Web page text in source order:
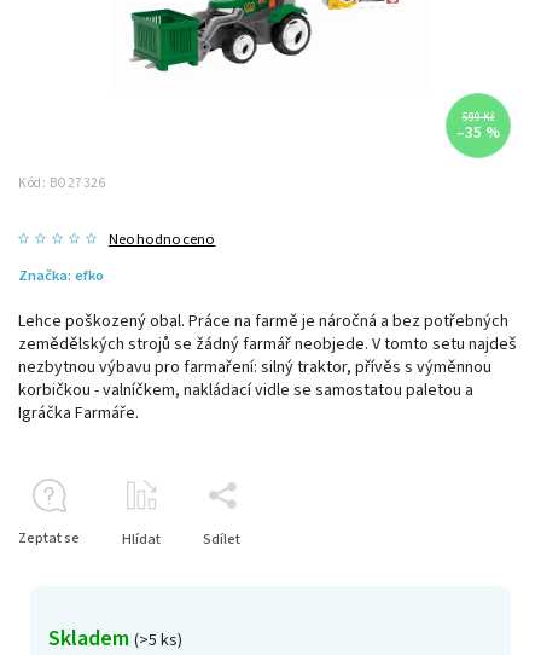
599 Kč
–35 %
Kód: BO27326
Neohodnoceno
Značka: efko
Skladem (>5 ks)
Lehce poškozený obal. Práce na farmě je náročná a bez potřebných
zemědělských strojů se žádný farmář neobjede. V tomto setu najdeš
nezbytnou výbavu pro farmaření: silný traktor, přívěs s výměnnou
korbičkou - valníčkem, nakládací vidle se samostatou paletou a
Igráčka Farmáře.
Zeptat se Hlídat Sdílet